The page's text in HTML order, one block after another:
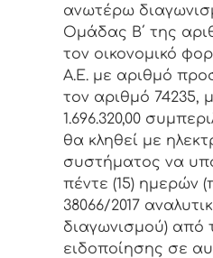
ανωτέρω
Ομάδας Β΄ της
τον οικονομικό
A.E. με αριθμό
τον αριθμό 74235,
1.696.320,00
θα κληθεί με
συστήματος να
πέντε (15) ημερών
38066/2017
διαγωνισμού) από
ειδοποίησης σε